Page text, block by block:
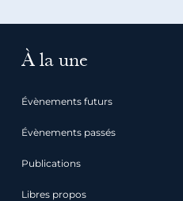
À la une
Évènements futurs
Évènements passés
Publications
Libres propos